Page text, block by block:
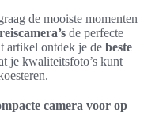
de mooiste momenten
de perfecte
artikel ontdek je de beste
je kwaliteitsfoto’s kunt
camera voor op